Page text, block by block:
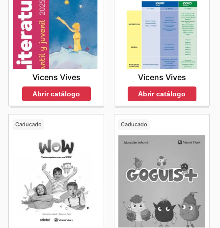
Vicens Vives
Abrir catálogo
Vicens Vives
Abrir catálogo
Caducado Caducado